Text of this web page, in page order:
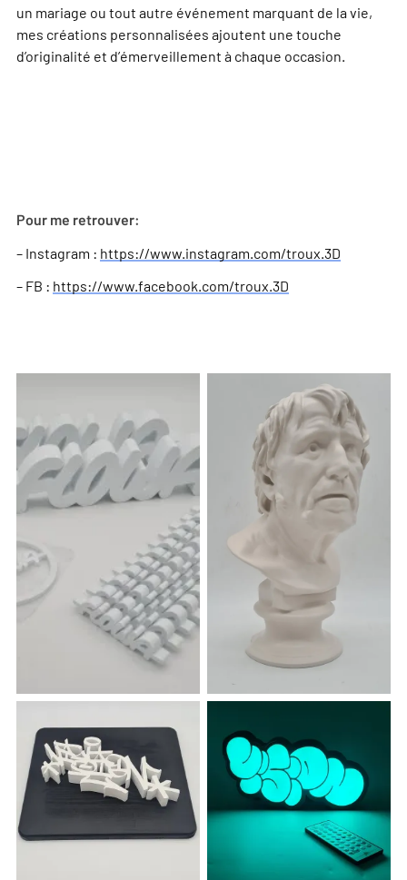
un mariage ou tout autre événement marquant de la vie,
mes créations personnalisées ajoutent une touche
d’originalité et d’émerveillement à chaque occasion.
Pour me retrouver:
– Instagram : https://www.instagram.com/troux.3D
– FB : https://www.facebook.com/troux.3D